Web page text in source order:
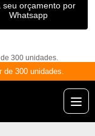
seu orçamento por
Whatsapp
300 unidades.
de 300 unidades.